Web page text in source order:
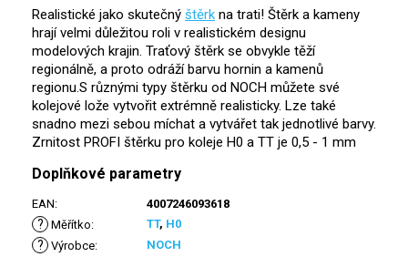
Realistické jako skutečný štěrk na trati! Štěrk a kameny
hrají velmi důležitou roli v realistickém designu
modelových krajin. Traťový štěrk se obvykle těží
regionálně, a proto odráží barvu hornin a kamenů
regionu.S různými typy štěrku od NOCH můžete své
kolejové lože vytvořit extrémně realisticky. Lze také
snadno mezi sebou míchat a vytvářet tak jednotlivé barvy.
Zrnitost PROFI štěrku pro koleje H0 a TT je 0,5 - 1 mm
Doplňkové parametry
EAN: 4007246093618
? Měřítko: TT, H0
? Výrobce:
NOCH